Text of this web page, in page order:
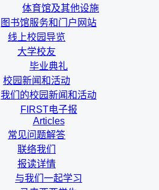
体育馆及其他设施
图书馆服务和门户网站
线上校园导览
大学校友
毕业典礼
校园新闻和活动
我们的校园新闻和活动
FIRST电子报
Articles
常见问题解答
联络我们
报读详情
与我们一起学习